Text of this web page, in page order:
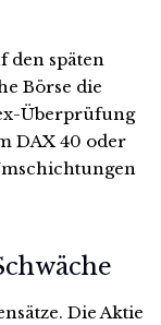
den späten
Börse die
Überprüfung
DAX 40 oder
Die Aktie